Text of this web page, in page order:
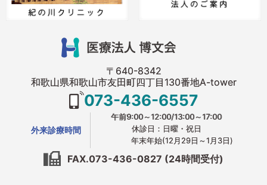
〒640-8342
和歌山県和歌山市友田町四丁目130番地A-tower
073-436-6557
外来診療時間
午前9:00～12:00/13:00～17:00
休診日：日曜・祝日
年末年始(12月29日～1月3日)
FAX.073-436-0827 (24時間受付)